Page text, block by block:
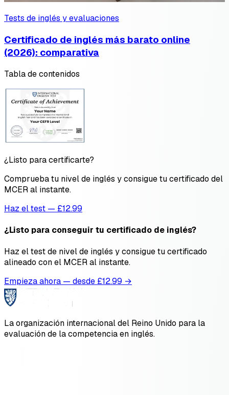
Tests de inglés y evaluaciones
Certificado de inglés más barato online
(2026): comparativa
Tabla de contenidos
¿Listo para certificarte?
Comprueba tu nivel de inglés y consigue tu certificado del
MCER al instante.
Haz el test — £12.99
¿Listo para conseguir tu certificado de inglés?
Haz el test de nivel de inglés y consigue tu certificado
alineado con el MCER al instante.
Empieza ahora — desde £12.99 →
La organización internacional del Reino Unido para la
evaluación de la competencia en inglés.